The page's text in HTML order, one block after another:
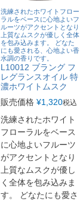
洗練されたホワイトフロー
ラルをベースに心地よいフ
ルーツがアクセントとなり
上質なムスクが優しく全体
を包み込みます。 どなた
にも愛される、心地よい香
水調の香りです。
L10012 ブラング フ
レグランスオイル 特
濃ホワイトムスク
販売価格 ¥1,320税込
洗練されたホワイト
フローラルをベース
に心地よいフルーツ
がアクセントとなり
上質なムスクが優し
く全体を包み込みま
す。 どなたにも愛さ